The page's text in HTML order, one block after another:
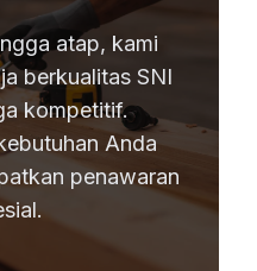
atap, kami
berkualitas SNI
kompetitif.
Anda
penawaran